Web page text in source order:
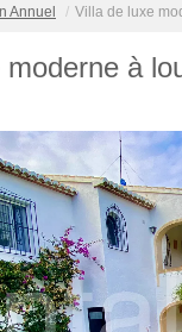
Annuel Villa de luxe
à